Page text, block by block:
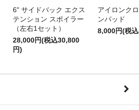
6" サイドバック エクス
テンション スポイラー
（左右1セット）
28,000円(税込30,800
円)
アイロンク
ンパッド
8,000円(税